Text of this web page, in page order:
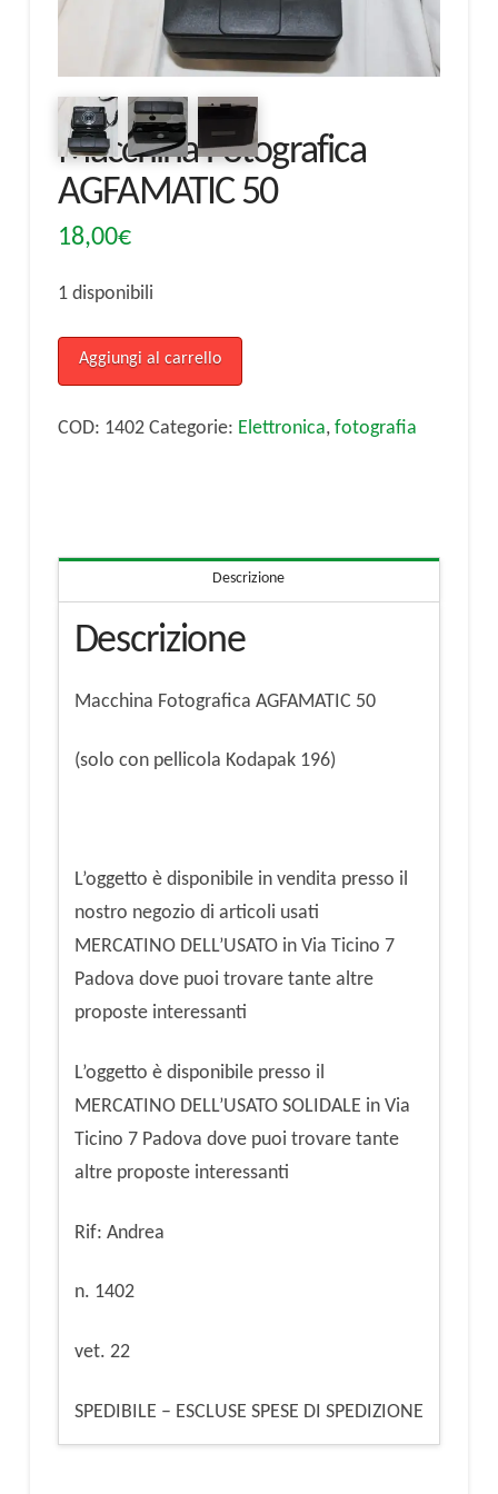
Macchina Fotografica
AGFAMATIC 50
18,00€
1 disponibili
Macchina
Fotografica
AGFAMATIC
Aggiungi al carrello
COD: 1402 Categorie: Elettronica, fotografia
Descrizione
Descrizione
Macchina Fotografica AGFAMATIC 50
(solo con pellicola Kodapak 196)
L’oggetto è disponibile in vendita presso il
nostro negozio di articoli usati
MERCATINO DELL’USATO in Via Ticino 7
Padova dove puoi trovare tante altre
proposte interessanti
L’oggetto è disponibile presso il
MERCATINO DELL’USATO SOLIDALE in Via
Ticino 7 Padova dove puoi trovare tante
altre proposte interessanti
Rif: Andrea
n. 1402
vet. 22
SPEDIBILE – ESCLUSE SPESE DI SPEDIZIONE